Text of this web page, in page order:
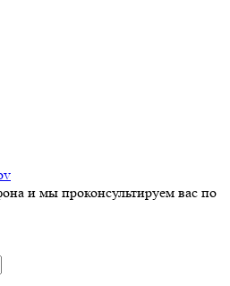
и мы проконсультируем вас по